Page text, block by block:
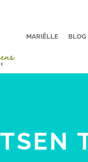
MARIËLLE BLOG